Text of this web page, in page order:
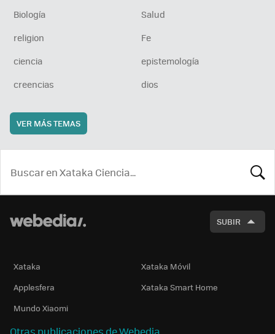
Biología
Salud
religion
Fe
ciencia
epistemología
creencias
dios
VER MÁS TEMAS
SUBIR
Xataka
Xataka Móvil
Applesfera
Xataka Smart Home
Mundo Xiaomi